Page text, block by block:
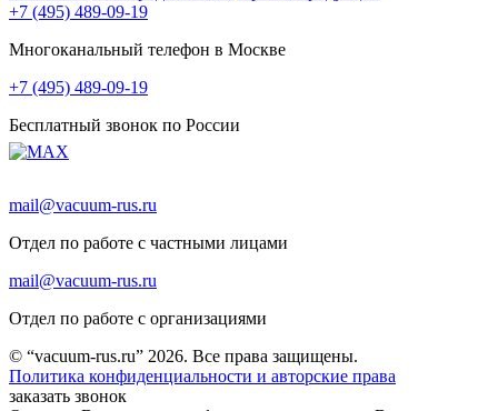
+7 (495) 489-09-19
Многоканальный телефон в Москве
+7 (495) 489-09-19
Бесплатный звонок по России
mail@vacuum-rus.ru
Отдел по работе с частными лицами
mail@vacuum-rus.ru
Отдел по работе с организациями
© “vacuum-rus.ru” 2026. Все права защищены.
Политика конфиденциальности и авторские права
заказать звонок